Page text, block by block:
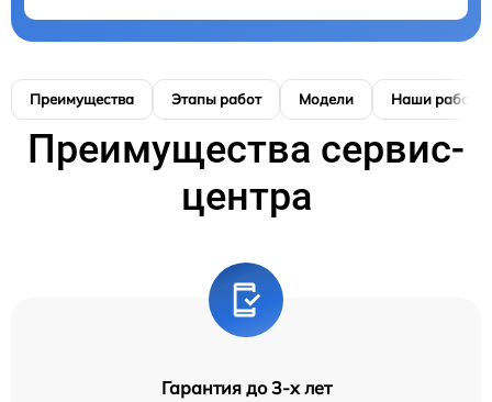
Преимущества Этапы работ Модели Наши работы
Преимущества сервис-
центра
Гарантия до 3-х лет